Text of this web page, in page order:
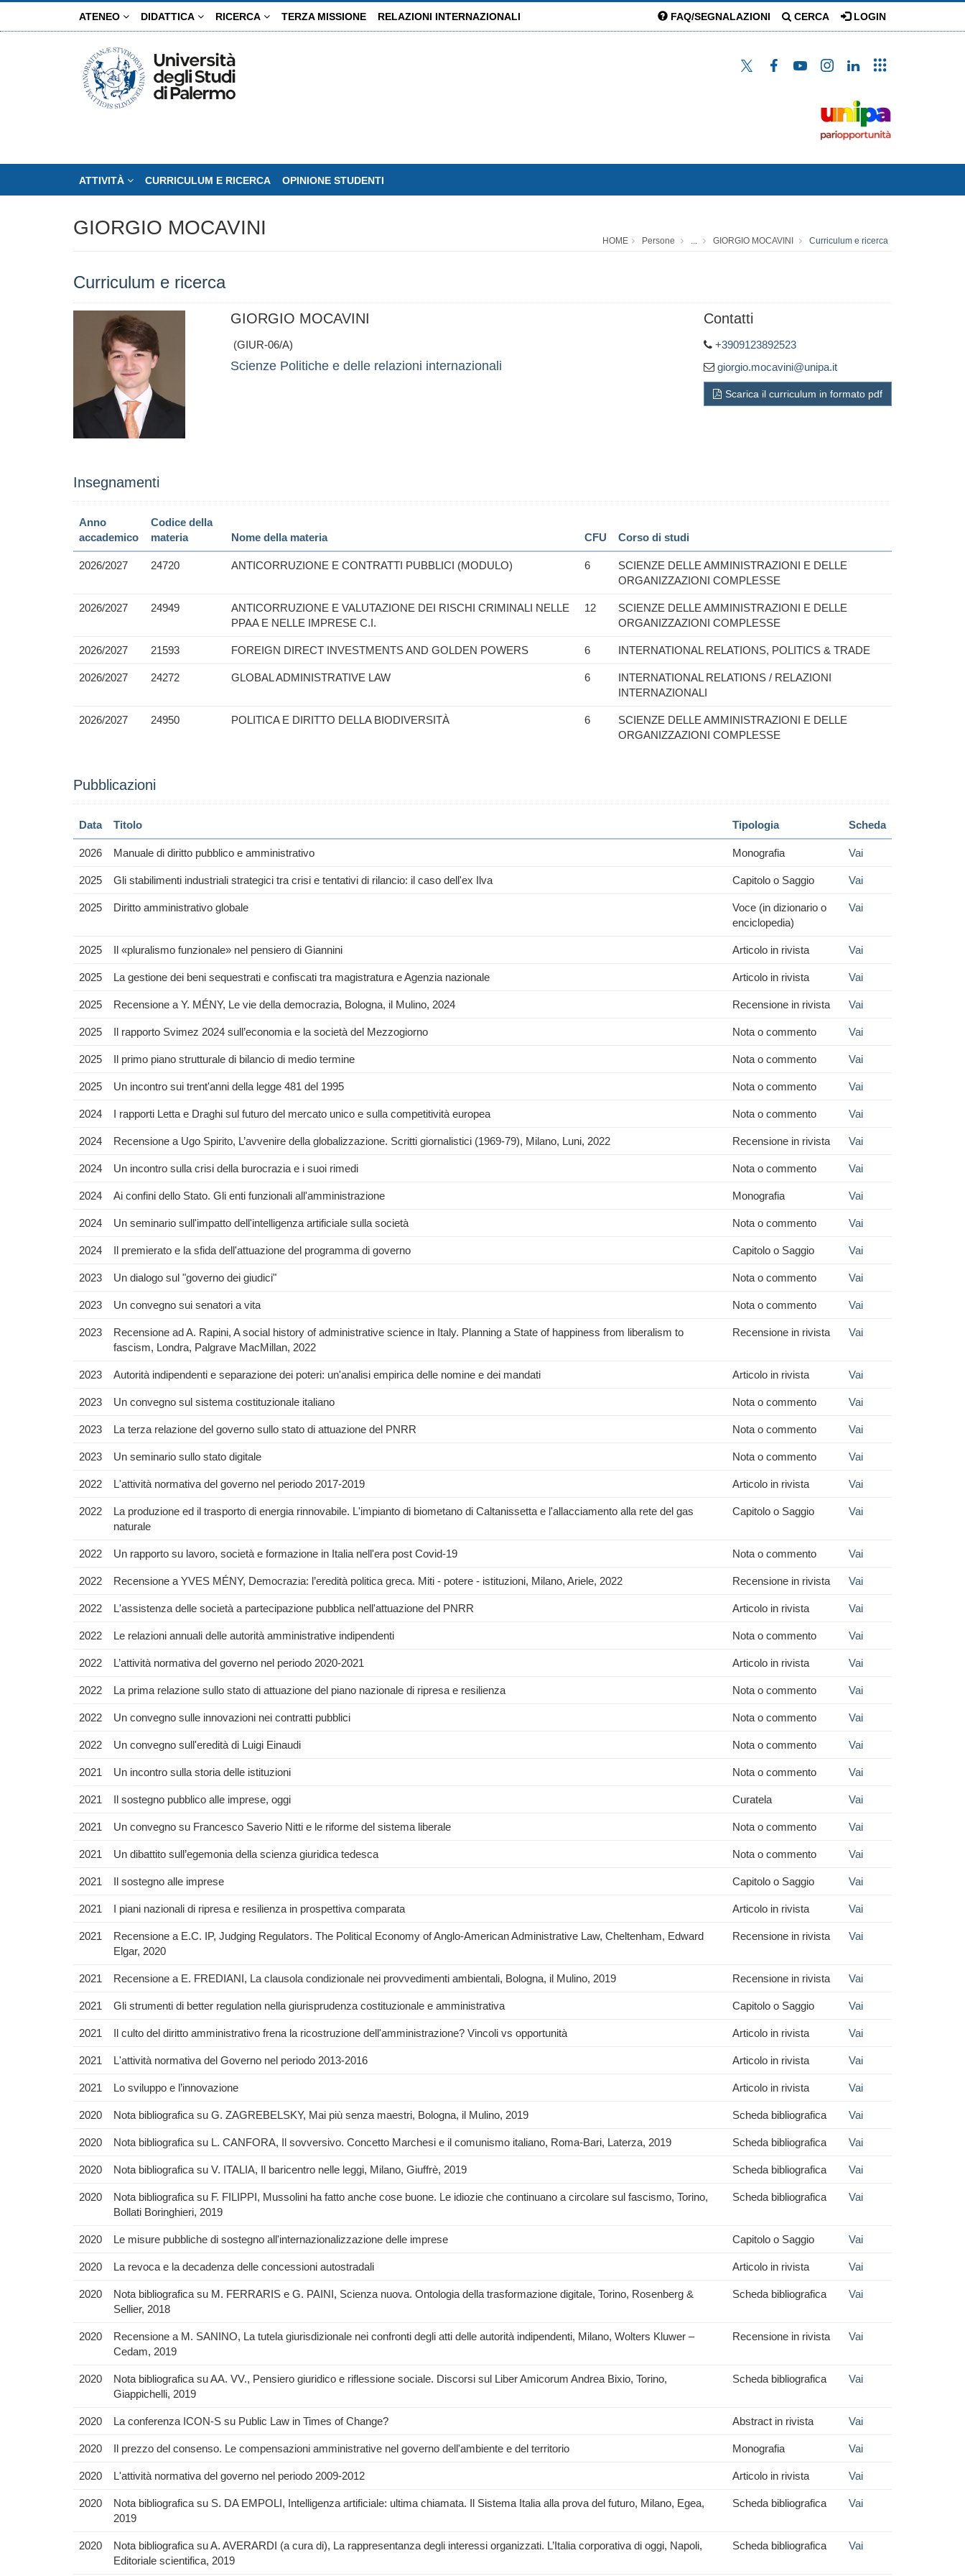
ATENEO DIDATTICA RICERCA TERZA MISSIONE RELAZIONI INTERNAZIONALI FAQ/SEGNALAZIONI CERCA LOGIN
ATTIVITÀ CURRICULUM E RICERCA OPINIONE STUDENTI
GIORGIO MOCAVINI
HOME Persone ... GIORGIO MOCAVINI Curriculum e ricerca
Curriculum e ricerca
GIORGIO MOCAVINI
(GIUR-06/A)
Scienze Politiche e delle relazioni internazionali
Contatti
+3909123892523
giorgio.mocavini@unipa.it
Scarica il curriculum in formato pdf
Insegnamenti
Anno
accademico
Codice della
materia
Nome della materia CFU Corso di studi
2026/2027 24720 ANTICORRUZIONE E CONTRATTI PUBBLICI (MODULO) 6
SCIENZE DELLE AMMINISTRAZIONI E DELLE
ORGANIZZAZIONI COMPLESSE
2026/2027 24949
ANTICORRUZIONE E VALUTAZIONE DEI RISCHI CRIMINALI NELLE
PPAA E NELLE IMPRESE C.I.
12
SCIENZE DELLE AMMINISTRAZIONI E DELLE
ORGANIZZAZIONI COMPLESSE
2026/2027 21593 FOREIGN DIRECT INVESTMENTS AND GOLDEN POWERS 6 INTERNATIONAL RELATIONS, POLITICS & TRADE
2026/2027 24272 GLOBAL ADMINISTRATIVE LAW 6
INTERNATIONAL RELATIONS / RELAZIONI
INTERNAZIONALI
2026/2027 24950 POLITICA E DIRITTO DELLA BIODIVERSITÀ 6
SCIENZE DELLE AMMINISTRAZIONI E DELLE
ORGANIZZAZIONI COMPLESSE
Pubblicazioni
Data Titolo Tipologia Scheda
2026 Manuale di diritto pubblico e amministrativo Monografia Vai
2025 Gli stabilimenti industriali strategici tra crisi e tentativi di rilancio: il caso dell'ex Ilva Capitolo o Saggio Vai
2025 Diritto amministrativo globale
Voce (in dizionario o
enciclopedia)
Vai
2025 Il «pluralismo funzionale» nel pensiero di Giannini Articolo in rivista Vai
2025 La gestione dei beni sequestrati e confiscati tra magistratura e Agenzia nazionale Articolo in rivista Vai
2025 Recensione a Y. MÉNY, Le vie della democrazia, Bologna, il Mulino, 2024 Recensione in rivista Vai
2025 Il rapporto Svimez 2024 sull’economia e la società del Mezzogiorno Nota o commento Vai
2025 Il primo piano strutturale di bilancio di medio termine Nota o commento Vai
2025 Un incontro sui trent'anni della legge 481 del 1995 Nota o commento Vai
2024 I rapporti Letta e Draghi sul futuro del mercato unico e sulla competitività europea Nota o commento Vai
2024 Recensione a Ugo Spirito, L’avvenire della globalizzazione. Scritti giornalistici (1969-79), Milano, Luni, 2022 Recensione in rivista Vai
2024 Un incontro sulla crisi della burocrazia e i suoi rimedi Nota o commento Vai
2024 Ai confini dello Stato. Gli enti funzionali all'amministrazione Monografia Vai
2024 Un seminario sull'impatto dell'intelligenza artificiale sulla società Nota o commento Vai
2024 Il premierato e la sfida dell'attuazione del programma di governo Capitolo o Saggio Vai
2023 Un dialogo sul "governo dei giudici" Nota o commento Vai
2023 Un convegno sui senatori a vita Nota o commento Vai
2023
Recensione ad A. Rapini, A social history of administrative science in Italy. Planning a State of happiness from liberalism to
fascism, Londra, Palgrave MacMillan, 2022
Recensione in rivista Vai
2023 Autorità indipendenti e separazione dei poteri: un'analisi empirica delle nomine e dei mandati Articolo in rivista Vai
2023 Un convegno sul sistema costituzionale italiano Nota o commento Vai
2023 La terza relazione del governo sullo stato di attuazione del PNRR Nota o commento Vai
2023 Un seminario sullo stato digitale Nota o commento Vai
2022 L'attività normativa del governo nel periodo 2017-2019 Articolo in rivista Vai
2022
La produzione ed il trasporto di energia rinnovabile. L'impianto di biometano di Caltanissetta e l'allacciamento alla rete del gas
naturale
Capitolo o Saggio Vai
2022 Un rapporto su lavoro, società e formazione in Italia nell'era post Covid-19 Nota o commento Vai
2022 Recensione a YVES MÉNY, Democrazia: l’eredità politica greca. Miti - potere - istituzioni, Milano, Ariele, 2022 Recensione in rivista Vai
2022 L'assistenza delle società a partecipazione pubblica nell'attuazione del PNRR Articolo in rivista Vai
2022 Le relazioni annuali delle autorità amministrative indipendenti Nota o commento Vai
2022 L’attività normativa del governo nel periodo 2020-2021 Articolo in rivista Vai
2022 La prima relazione sullo stato di attuazione del piano nazionale di ripresa e resilienza Nota o commento Vai
2022 Un convegno sulle innovazioni nei contratti pubblici Nota o commento Vai
2022 Un convegno sull'eredità di Luigi Einaudi Nota o commento Vai
2021 Un incontro sulla storia delle istituzioni Nota o commento Vai
2021 Il sostegno pubblico alle imprese, oggi Curatela Vai
2021 Un convegno su Francesco Saverio Nitti e le riforme del sistema liberale Nota o commento Vai
2021 Un dibattito sull’egemonia della scienza giuridica tedesca Nota o commento Vai
2021 Il sostegno alle imprese Capitolo o Saggio Vai
2021 I piani nazionali di ripresa e resilienza in prospettiva comparata Articolo in rivista Vai
2021
Recensione a E.C. IP, Judging Regulators. The Political Economy of Anglo-American Administrative Law, Cheltenham, Edward
Elgar, 2020
Recensione in rivista Vai
2021 Recensione a E. FREDIANI, La clausola condizionale nei provvedimenti ambientali, Bologna, il Mulino, 2019 Recensione in rivista Vai
2021 Gli strumenti di better regulation nella giurisprudenza costituzionale e amministrativa Capitolo o Saggio Vai
2021 Il culto del diritto amministrativo frena la ricostruzione dell'amministrazione? Vincoli vs opportunità Articolo in rivista Vai
2021 L'attività normativa del Governo nel periodo 2013-2016 Articolo in rivista Vai
2021 Lo sviluppo e l’innovazione Articolo in rivista Vai
2020 Nota bibliografica su G. ZAGREBELSKY, Mai più senza maestri, Bologna, il Mulino, 2019 Scheda bibliografica Vai
2020 Nota bibliografica su L. CANFORA, Il sovversivo. Concetto Marchesi e il comunismo italiano, Roma-Bari, Laterza, 2019 Scheda bibliografica Vai
2020 Nota bibliografica su V. ITALIA, Il baricentro nelle leggi, Milano, Giuffrè, 2019 Scheda bibliografica Vai
2020
Nota bibliografica su F. FILIPPI, Mussolini ha fatto anche cose buone. Le idiozie che continuano a circolare sul fascismo, Torino,
Bollati Boringhieri, 2019
Scheda bibliografica Vai
2020 Le misure pubbliche di sostegno all'internazionalizzazione delle imprese Capitolo o Saggio Vai
2020 La revoca e la decadenza delle concessioni autostradali Articolo in rivista Vai
2020
Nota bibliografica su M. FERRARIS e G. PAINI, Scienza nuova. Ontologia della trasformazione digitale, Torino, Rosenberg &
Sellier, 2018
Scheda bibliografica Vai
2020
Recensione a M. SANINO, La tutela giurisdizionale nei confronti degli atti delle autorità indipendenti, Milano, Wolters Kluwer –
Cedam, 2019
Recensione in rivista Vai
2020
Nota bibliografica su AA. VV., Pensiero giuridico e riflessione sociale. Discorsi sul Liber Amicorum Andrea Bixio, Torino,
Giappichelli, 2019
Scheda bibliografica Vai
2020 La conferenza ICON-S su Public Law in Times of Change? Abstract in rivista Vai
2020 Il prezzo del consenso. Le compensazioni amministrative nel governo dell'ambiente e del territorio Monografia Vai
2020 L'attività normativa del governo nel periodo 2009-2012 Articolo in rivista Vai
2020
Nota bibliografica su S. DA EMPOLI, Intelligenza artificiale: ultima chiamata. Il Sistema Italia alla prova del futuro, Milano, Egea,
2019
Scheda bibliografica Vai
2020
Nota bibliografica su A. AVERARDI (a cura di), La rappresentanza degli interessi organizzati. L’Italia corporativa di oggi, Napoli,
Editoriale scientifica, 2019
Scheda bibliografica Vai